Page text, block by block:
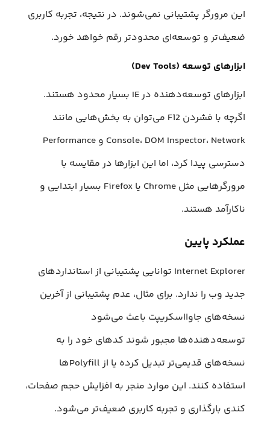
این مرورگر پشتیبانی نمی‌شوند. در نتیجه، تجربه کاربری
ضعیف‌تر و توسعه‌ای محدودتر رقم خواهد خورد.
ابزارهای توسعه (Dev Tools)
ابزارهای توسعه‌دهنده در IE بسیار محدود هستند.
اگرچه با فشردن F12 می‌توان به بخش‌هایی مانند
Console، DOM Inspector، Network و Performance
دسترسی پیدا کرد، اما این ابزارها در مقایسه با
مرورگرهایی مثل Chrome یا Firefox بسیار ابتدایی و
ناکارآمد هستند.
عملکرد پایین
Internet Explorer توانایی پشتیبانی از استانداردهای
جدید وب را ندارد. برای مثال، عدم پشتیبانی از آخرین
نسخه‌های جاوااسکریپت باعث می‌شود
توسعه‌دهنده‌ها مجبور شوند کدهای خود را به
نسخه‌های قدیمی‌تر تبدیل کرده یا از Polyfillها
استفاده کنند. این موارد منجر به افزایش حجم صفحات،
کندی بارگذاری و تجربه کاربری ضعیف‌تر می‌شود.